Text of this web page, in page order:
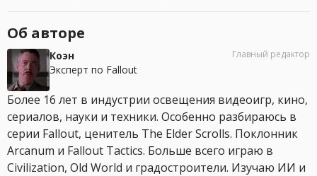
Об авторе
Коэн
Эксперт по Fallout
Главный редактор
Более 16 лет в индустрии освещения видеоигр, кино,
сериалов, науки и техники. Особенно разбираюсь в
серии Fallout, ценитель The Elder Scrolls. Поклонник
Arcanum и Fallout Tactics. Больше всего играю в
Civilization, Old World и градостроители. Изучаю ИИ и